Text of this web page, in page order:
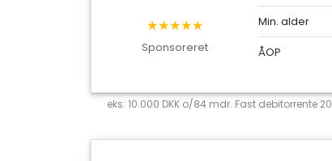
★★★★★
Sponsoreret
Min. alder
ÅOP
eks: 10.000 DKK o/84 mdr. Fast debitorrente